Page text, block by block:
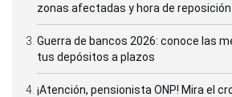
zonas afectadas y hora de reposición
Guerra de bancos 2026: conoce las
tus depósitos a plazos
¡Atención, pensionista ONP! Mira el